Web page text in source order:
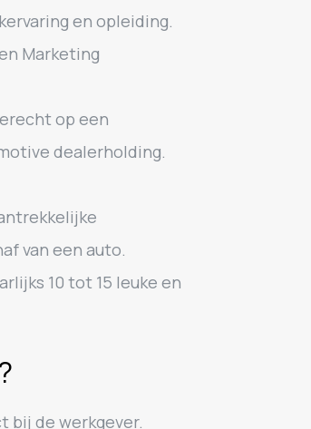
en opleiding.
Marketing
op een
dealerholding.
van een auto.
10 tot 15 leuke en
bij de werkgever.